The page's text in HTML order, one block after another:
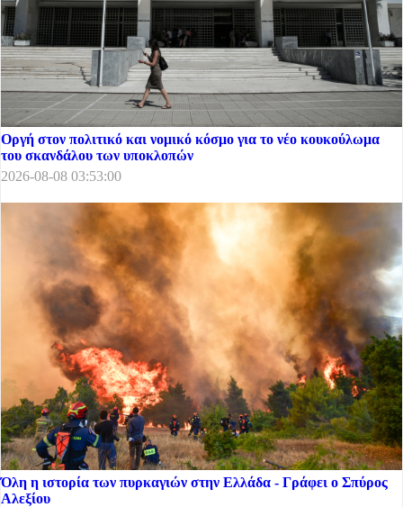
Οργή στον πολιτικό και νομικό κόσμο για το νέο κουκούλωμα
του σκανδάλου των υποκλοπών
2026-08-08 03:53:00
Όλη η ιστορία των πυρκαγιών στην Ελλάδα - Γράφει ο Σπύρος
Αλεξίου